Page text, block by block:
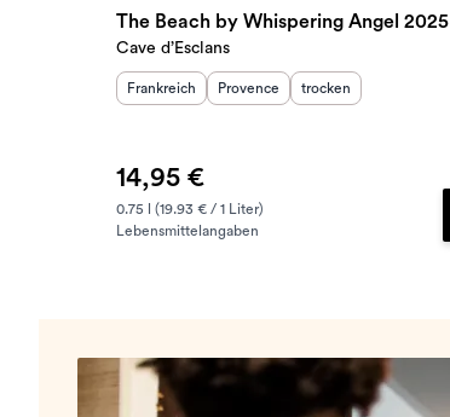
The Beach by Whispering Angel 2025
Cave d’Esclans
Herkunftsland :
Frankreich Herkunftsregion:
Provence Geschmack
trocken
14,95 €
0.75 l (19.93 € / 1 Liter)
Lebensmittelangaben